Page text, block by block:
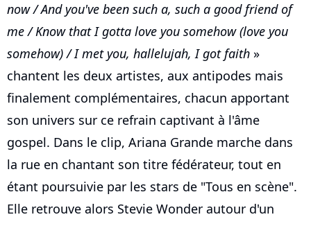
now / And you've been such a, such a good friend of
me / Know that I gotta love you somehow (love you
somehow) / I met you, hallelujah, I got faith »
chantent les deux artistes, aux antipodes mais
finalement complémentaires, chacun apportant
son univers sur ce refrain captivant à l'âme
gospel. Dans le clip, Ariana Grande marche dans
la rue en chantant son titre fédérateur, tout en
étant poursuivie par les stars de "Tous en scène".
Elle retrouve alors Stevie Wonder autour d'un